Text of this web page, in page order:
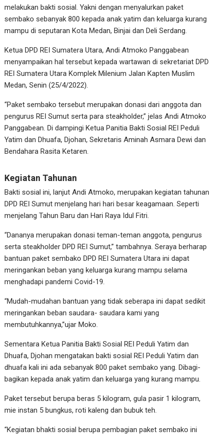
melakukan bakti sosial. Yakni dengan menyalurkan paket
sembako sebanyak 800 kepada anak yatim dan keluarga kurang
mampu di seputaran Kota Medan, Binjai dan Deli Serdang.
Ketua DPD REI Sumatera Utara, Andi Atmoko Panggabean
menyampaikan hal tersebut kepada wartawan di sekretariat DPD
REI Sumatera Utara Komplek Milenium Jalan Kapten Muslim
Medan, Senin (25/4/2022).
“Paket sembako tersebut merupakan donasi dari anggota dan
pengurus REI Sumut serta para steakholder,” jelas Andi Atmoko
Panggabean. Di dampingi Ketua Panitia Bakti Sosial REI Peduli
Yatim dan Dhuafa, Djohan, Sekretaris Aminah Asmara Dewi dan
Bendahara Rasita Ketaren.
Kegiatan Tahunan
Bakti sosial ini, lanjut Andi Atmoko, merupakan kegiatan tahunan
DPD REI Sumut menjelang hari hari besar keagamaan. Seperti
menjelang Tahun Baru dan Hari Raya Idul Fitri.
“Dananya merupakan donasi teman-teman anggota, pengurus
serta steakholder DPD REI Sumut,” tambahnya. Seraya berharap
bantuan paket sembako DPD REI Sumatera Utara ini dapat
meringankan beban yang keluarga kurang mampu selama
menghadapi pandemi Covid-19.
“Mudah-mudahan bantuan yang tidak seberapa ini dapat sedikit
meringankan beban saudara- saudara kami yang
membutuhkannya,”ujar Moko.
Sementara Ketua Panitia Bakti Sosial REI Peduli Yatim dan
Dhuafa, Djohan mengatakan bakti sosial REI Peduli Yatim dan
dhuafa kali ini ada sebanyak 800 paket sembako yang. Dibagi-
bagikan kepada anak yatim dan keluarga yang kurang mampu.
Paket tersebut berupa beras 5 kilogram, gula pasir 1 kilogram,
mie instan 5 bungkus, roti kaleng dan bubuk teh.
“Kegiatan bhakti sosial berupa pembagian paket sembako ini